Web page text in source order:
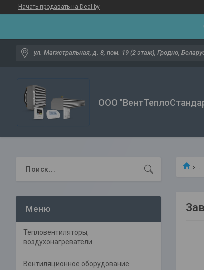
Начать продавать на Deal.by
ул. Магистральная, д. 8, пом. 19 (2 этаж), Гродно,
ООО
Тепловентиляторы,
воздухонагреватели
Вентиляционное оборудование